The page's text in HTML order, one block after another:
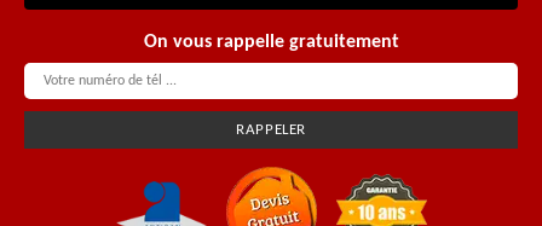
On vous rappelle gratuitement